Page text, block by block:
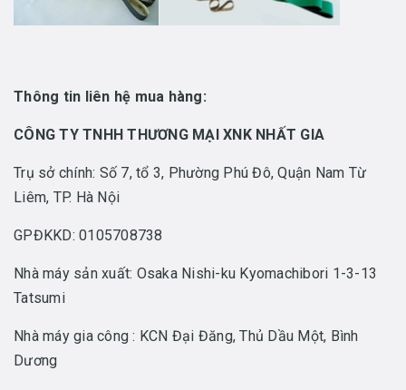
Thông tin liên hệ mua hàng:
CÔNG TY TNHH THƯƠNG MẠI XNK NHẤT GIA
Trụ sở chính: Số 7, tổ 3, Phường Phú Đô, Quận Nam Từ
Liêm, TP. Hà Nội
GPĐKKD: 0105708738
Nhà máy sản xuất: Osaka Nishi-ku Kyomachibori 1-3-13
Tatsumi
Nhà máy gia công : KCN Đại Đăng, Thủ Dầu Một, Bình
Dương